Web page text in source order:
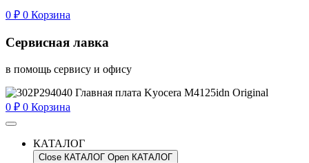
0 ₽ 0 Корзина
Сервисная лавка
в помощь сервису и офису
0 ₽ 0 Корзина
КАТАЛОГ
Close КАТАЛОГ Open КАТАЛОГ